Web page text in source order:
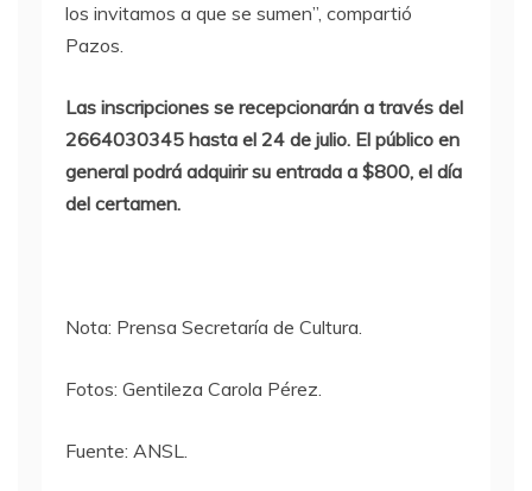
los invitamos a que se sumen”, compartió
Pazos.
Las inscripciones se recepcionarán a través del
2664030345 hasta el 24 de julio. El público en
general podrá adquirir su entrada a $800, el día
del certamen.
Nota: Prensa Secretaría de Cultura.
Fotos: Gentileza Carola Pérez.
Fuente: ANSL.